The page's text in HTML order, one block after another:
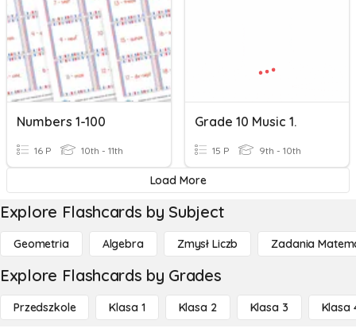
Numbers 1-100
16 P 10th - 11th
Grade 10 Music 1.
15 P 9th - 10th
Load More
Explore Flashcards by Subject
Geometria Algebra Zmysł Liczb Zadania
Explore Flashcards by Grades
Przedszkole Klasa 1 Klasa 2 Klasa 3 Klasa